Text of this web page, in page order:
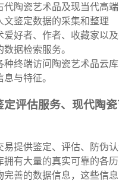
代陶瓷艺术品及现当代高
文鉴定数据的采集和整理
爱好者、作者、收藏家以
据检索服务。
种终端访问陶瓷艺术品云
与特征。
定评估服务、现代陶
提供鉴定、评估、防伪认
拥有大量的真实可靠的各
完善的数据信息，这些信